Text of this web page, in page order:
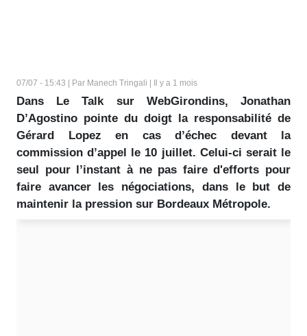
07/07 - 15:43 | Par Manech Tringali | Il y a 1 mois
Dans Le Talk sur WebGirondins, Jonathan
D’Agostino pointe du doigt la responsabilité de
Gérard Lopez en cas d’échec devant la
commission d’appel le 10 juillet. Celui-ci serait le
seul pour l’instant à ne pas faire d'efforts pour
faire avancer les négociations, dans le but de
maintenir la pression sur Bordeaux Métropole.